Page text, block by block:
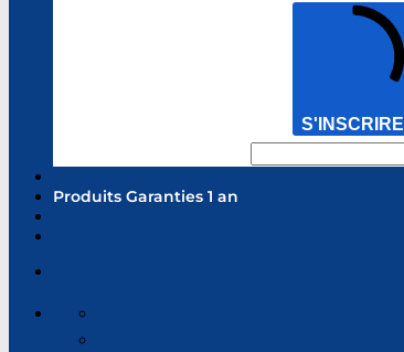
S'INSCRIRE
Produits Garanties 1 an